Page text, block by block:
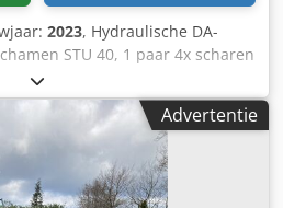
2023, Hydraulische DA-
STU 40, 1 paar 4x scharen
1 paar 4x voorscharen
DM 500 voor hydraulische zware
steunwiel DM680. Dedpfx
Advertentie